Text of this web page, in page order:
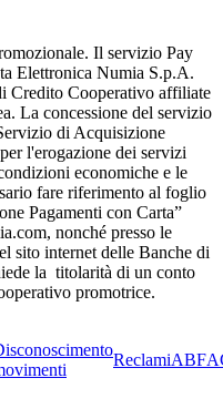
Il servizio Pay
Elettronica Numia S.p.A.
Credito Cooperativo affiliate
La concessione del servizio
di Acquisizione
l'erogazione dei servizi
economiche e le
fare riferimento al foglio
Pagamenti con Carta”
nonché presso le
sito internet delle Banche di
la titolarità di un conto
promotrice.
ReclamiABF